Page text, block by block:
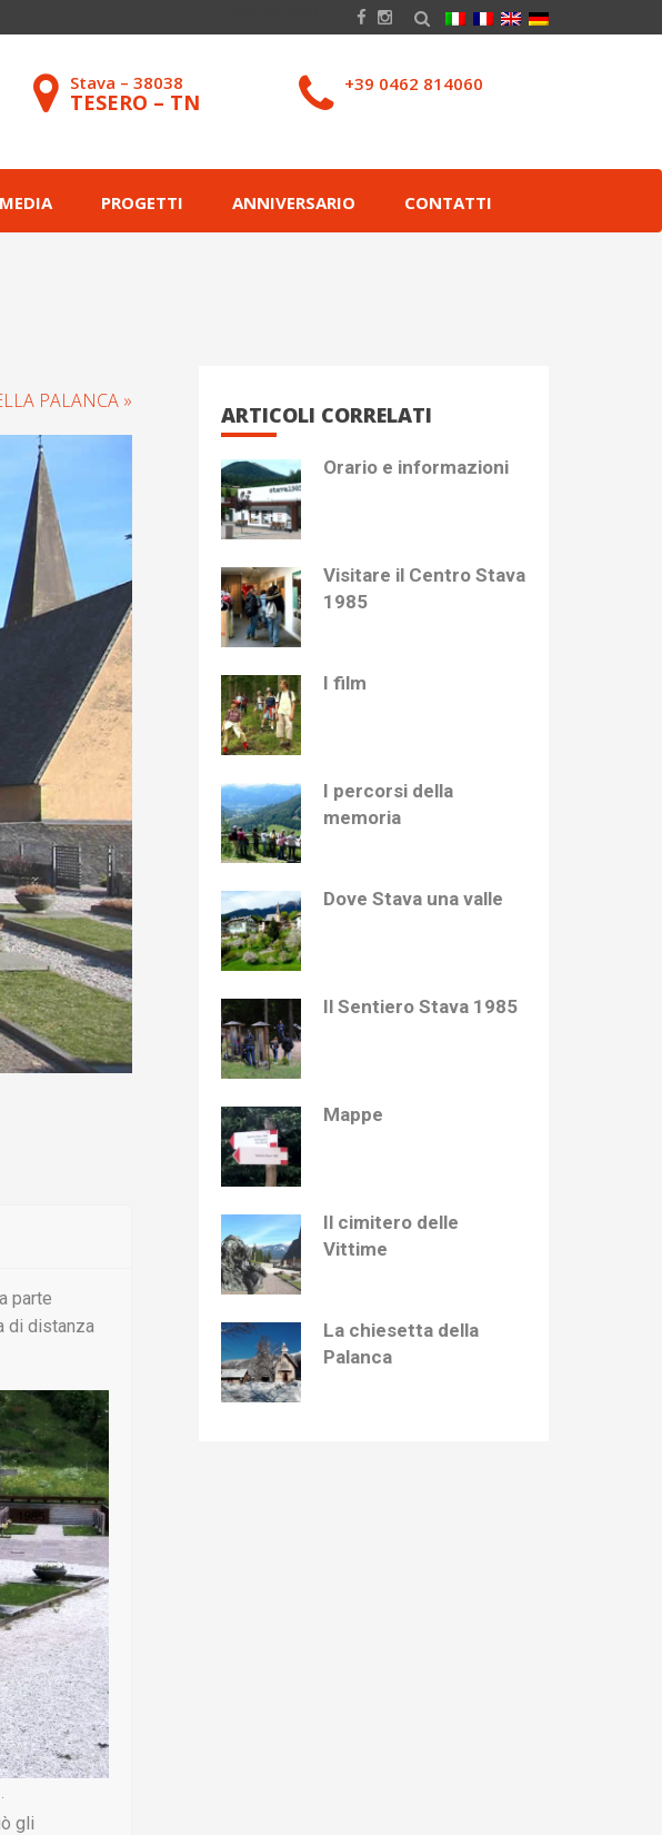
Stava – 38038
TESERO – TN
+39 0462 814060
PROGETTI ANNIVERSARIO CONTATTI
PALANCA »
parte
di distanza
gli
ARTICOLI CORRELATI
Orario e informazioni
Visitare il Centro Stava
1985
I film
I percorsi della
memoria
Dove Stava una valle
Il Sentiero Stava 1985
Mappe
Il cimitero delle
Vittime
La chiesetta della
Palanca